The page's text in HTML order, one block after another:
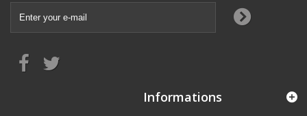
Informations